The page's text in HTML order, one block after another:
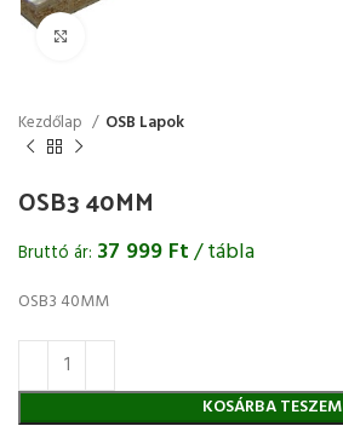
Kezdőlap OSB Lapok
OSB3 40MM
Bruttó ár: 37 999 Ft/ tábla
OSB3 40MM
KOSÁRBA TESZEM